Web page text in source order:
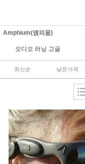
Amphium(앰피움)
오디오 러닝 고글
최신순 낮은가격